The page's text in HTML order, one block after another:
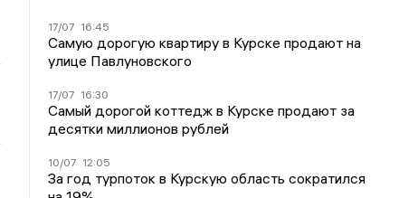
17/07 16:45
Самую дорогую квартиру в Курске продают на
улице Павлуновского
17/07 16:30
Самый дорогой коттедж в Курске продают за
десятки миллионов рублей
10/07 12:05
За год турпоток в Курскую область сократился